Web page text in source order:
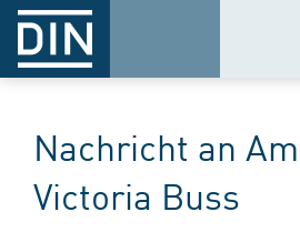
Nachricht an
Victoria Buss